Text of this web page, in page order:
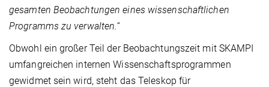
gesamten Beobachtungen eines wissenschaftlichen
Programms zu verwalten.“
Obwohl ein großer Teil der Beobachtungszeit mit SKAMPI
umfangreichen internen Wissenschaftsprogrammen
gewidmet sein wird, steht das Teleskop für